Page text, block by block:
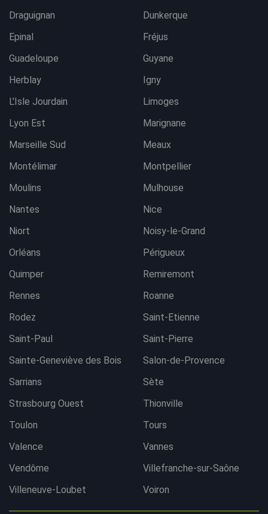
Draguignan
Dunkerque
Epinal
Fréjus
Guadeloupe
Guyane
Herblay
Igny
L'Isle Jourdain
Limoges
Lyon Est
Marignane
Marseille Sud
Meaux
Montélimar
Montpellier
Moulins
Mulhouse
Nantes
Nice
Niort
Noisy-le-Grand
Orléans
Périgueux
Quimper
Remiremont
Rennes
Roanne
Rodez
Saint-Etienne
Saint-Paul
Saint-Pierre
Sainte-Geneviève des Bois
Salon-de-Provence
Sarrians
Sète
Strasbourg Ouest
Thionville
Toulon
Tours
Valence
Vannes
Vendôme
Villefranche-sur-Saône
Villeneuve-Loubet
Voiron